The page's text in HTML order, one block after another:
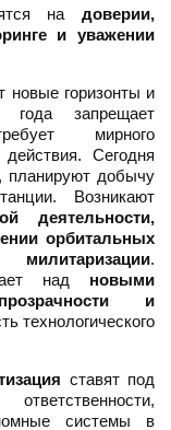
на доверии,
и уважении
новые горизонты и
запрещает
мирного
Сегодня
планируют добычу
Возникают
деятельности,
орбитальных
.
над новыми
и
технологического
ставят под
системы в